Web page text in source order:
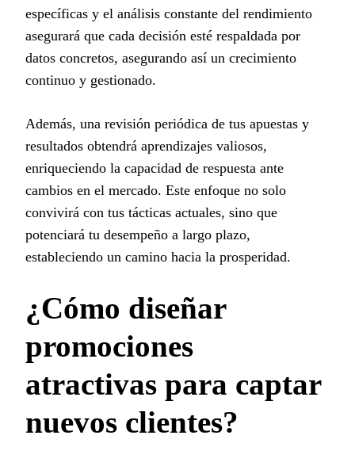
específicas y el análisis constante del rendimiento
asegurará que cada decisión esté respaldada por
datos concretos, asegurando así un crecimiento
continuo y gestionado.
Además, una revisión periódica de tus apuestas y
resultados obtendrá aprendizajes valiosos,
enriqueciendo la capacidad de respuesta ante
cambios en el mercado. Este enfoque no solo
convivirá con tus tácticas actuales, sino que
potenciará tu desempeño a largo plazo,
estableciendo un camino hacia la prosperidad.
¿Cómo diseñar
promociones
atractivas para captar
nuevos clientes?